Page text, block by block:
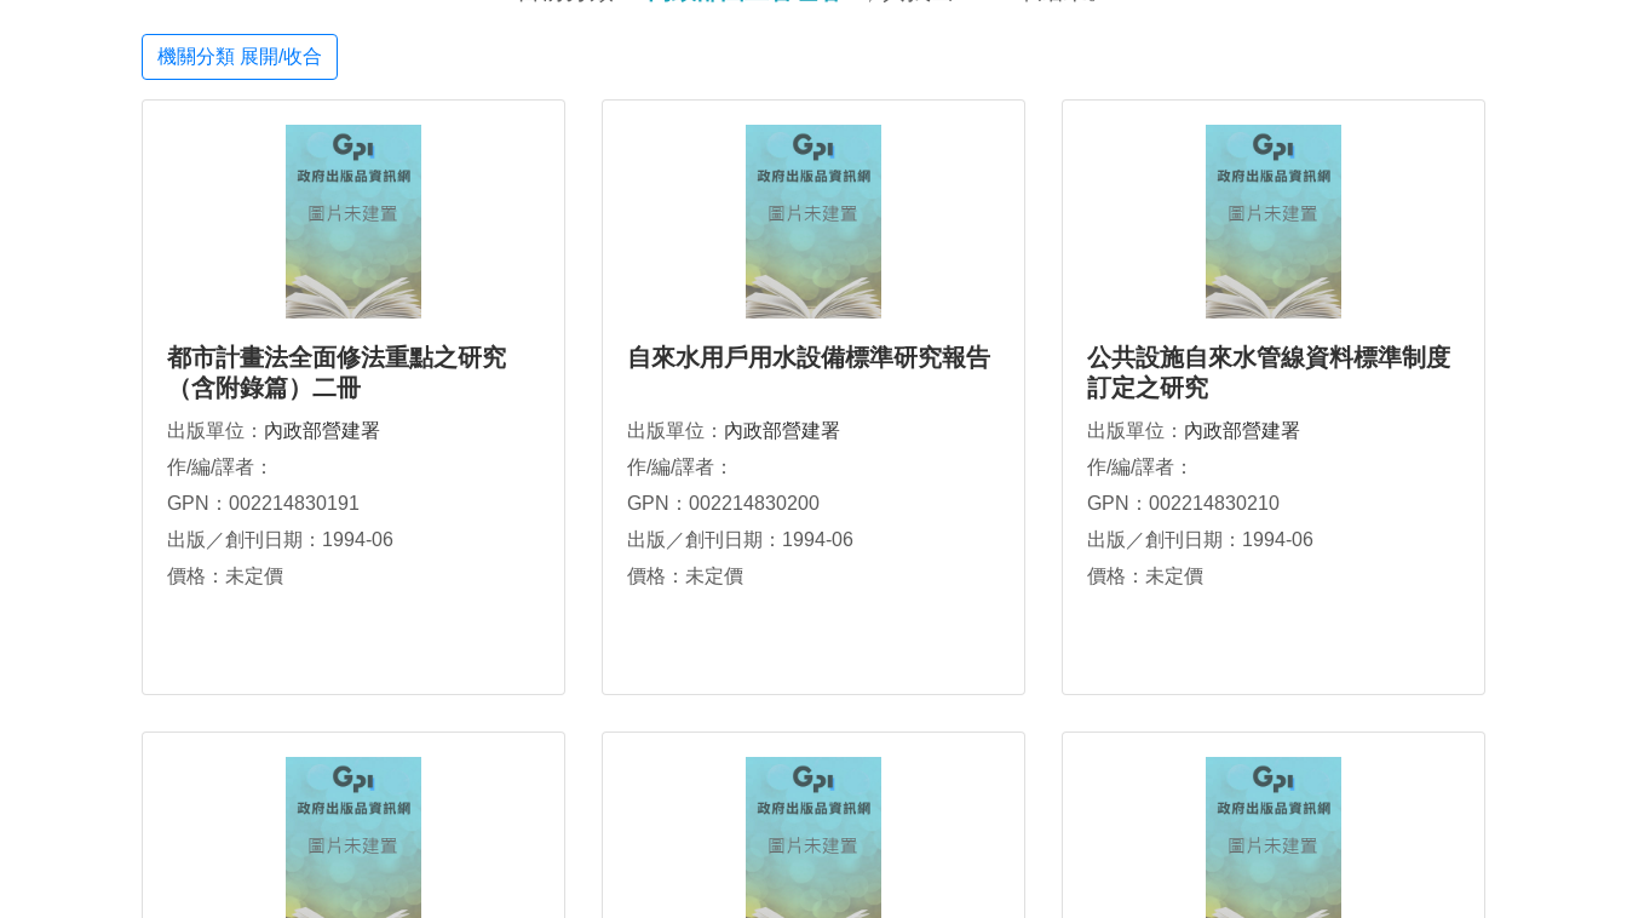
機關分類 展開/收合
都市計畫法全面修法重點之研究
（含附錄篇）二冊
出版單位： 內政部營建署
作/編/譯者：
GPN：002214830191
出版／創刊日期：1994-06
價格：未定價
自來水用戶用水設備標準研究報告
出版單位： 內政部營建署
作/編/譯者：
GPN：002214830200
出版／創刊日期：1994-06
價格：未定價
公共設施自來水管線資料標準制度
訂定之研究
出版單位： 內政部營建署
作/編/譯者：
GPN：002214830210
出版／創刊日期：1994-06
價格：未定價